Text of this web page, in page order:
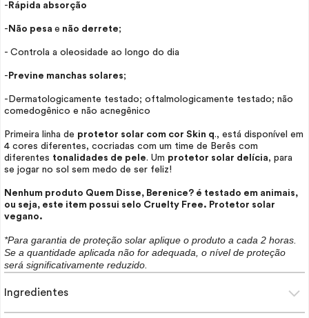
- Rápida absorção
- Não pesa e não derrete;
- Controla a oleosidade ao longo do dia
- Previne manchas solares;
-Dermatologicamente testado; oftalmologicamente testado; não
comedogênico e não acnegênico
Primeira linha de protetor solar com cor Skin q., está disponível em
4 cores diferentes, cocriadas com um time de Berês com
diferentes tonalidades de pele. Um protetor solar delícia, para
se jogar no sol sem medo de ser feliz!
Nenhum produto Quem Disse, Berenice? é testado em animais,
ou seja, este item possui selo Cruelty Free. Protetor solar
vegano.
*Para garantia de proteção solar aplique o produto a cada 2 horas.
Se a quantidade aplicada não for adequada, o nível de proteção
será significativamente reduzido.
Ingredientes